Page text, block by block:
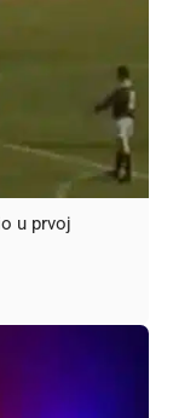
u prvoj